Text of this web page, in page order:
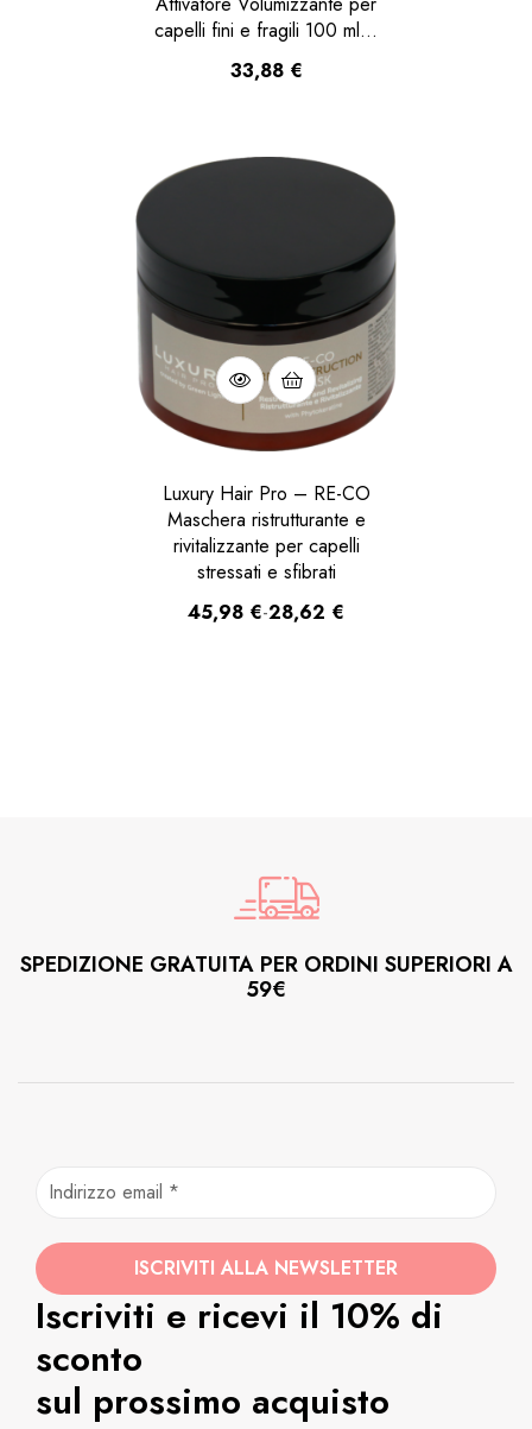
capelli fini e fragili 100 ml…
33,88 €
Luxury Hair Pro – RE-CO
Maschera ristrutturante e
rivitalizzante per capelli
stressati e sfibrati
28,62 €
-
45,98 €
SPEDIZIONE GRATUITA PER ORDINI SUPERIORI A
59€
Iscriviti e ricevi il 10% di
sconto
sul prossimo acquisto